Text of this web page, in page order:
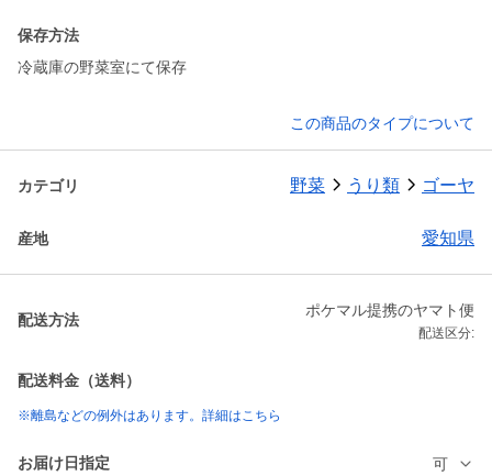
保存方法
冷蔵庫の野菜室にて保存
この商品のタイプについて
カテゴリ 野菜 うり類 ゴーヤ
産地 愛知県
配送方法
ポケマル提携のヤマト便
配送区分:
配送料金（送料）
※離島などの例外はあります。詳細はこちら
お届け日指定 可